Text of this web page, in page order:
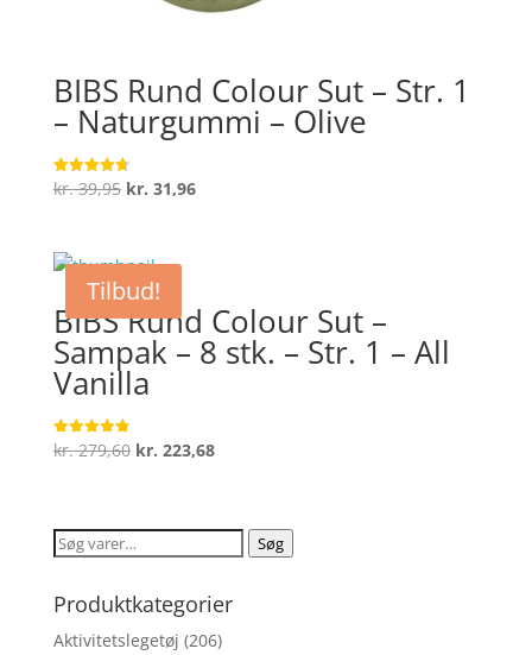
BIBS Rund Colour Sut – Str. 1
– Naturgummi – Olive
Vurderet
4.7
kr.39,95 Den
var:
kr. 39,95.
kr. 31,96Den
Tilbud!
BIBS Rund Colour Sut –
Sampak – 8 stk. – Str. 1 – All
Vanilla
Vurderet
4.8
kr.279,60 Den
var:
kr. 279,60.
kr. 223,68Den
er:
kr. 223,68.
Søg
Søg
Produktkategorier
Aktivitetslegetøj (206)